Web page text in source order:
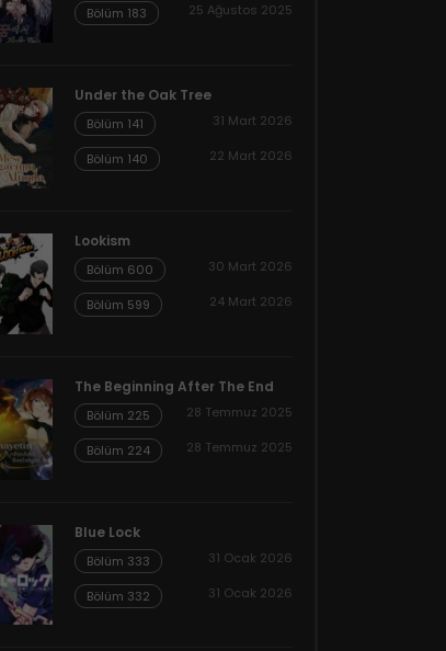
Bölüm 183 25 Ağustos 2025
Under the Oak Tree
Bölüm 141 31 Mart 2026
Bölüm 140 22 Mart 2026
Lookism
Bölüm 600 30 Mart 2026
Bölüm 599 24 Mart 2026
The Beginning After The End
Bölüm 225 28 Temmuz 2025
Bölüm 224 28 Temmuz 2025
Blue Lock
Bölüm 333 31 Ocak 2026
Bölüm 332 31 Ocak 2026